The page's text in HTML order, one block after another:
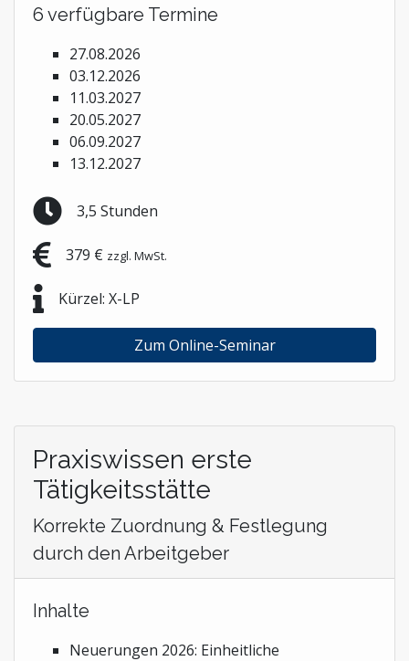
6 verfügbare Termine
27.08.2026
03.12.2026
11.03.2027
20.05.2027
06.09.2027
13.12.2027
3,5 Stunden
379 € zzgl. MwSt.
Kürzel: X-LP
Zum Online-Seminar
Praxiswissen erste
Tätigkeitsstätte
Korrekte Zuordnung & Festlegung
durch den Arbeitgeber
Inhalte
Neuerungen 2026: Einheitliche